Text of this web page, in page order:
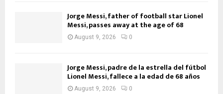
Jorge Messi, father of football star Lionel
Messi, passes away at the age of 68
August 9, 2026 0
Jorge Messi, padre de la estrella del fútbol
Lionel Messi, fallece a la edad de 68 años
August 9, 2026 0